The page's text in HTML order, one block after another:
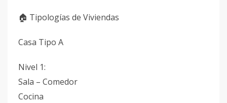
🏠 Tipologías de Viviendas
Casa Tipo A
Nivel 1:
Sala – Comedor
Cocina